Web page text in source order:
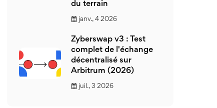
du terrain
janv., 4 2026
Zyberswap v3 : Test
complet de l'échange
décentralisé sur
Arbitrum (2026)
juil., 3 2026